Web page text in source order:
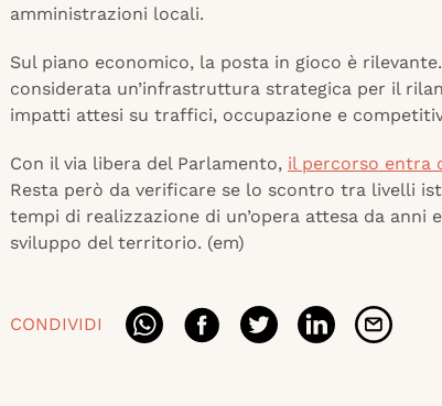
amministrazioni locali.
Sul piano economico, la posta in gioco è
considerata un’infrastruttura strategica per il
impatti attesi su traffici, occupazione e
Con il via libera del Parlamento, il percorso entra
Resta però da verificare se lo scontro tra livelli
tempi di realizzazione di un’opera attesa da anni
sviluppo del territorio. (em)
CONDIVIDI